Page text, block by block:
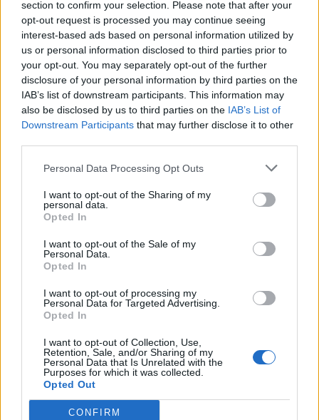
section to confirm your selection. Please note that after your
opt-out request is processed you may continue seeing
interest-based ads based on personal information utilized by
us or personal information disclosed to third parties prior to
your opt-out. You may separately opt-out of the further
disclosure of your personal information by third parties on the
IAB’s list of downstream participants. This information may
also be disclosed by us to third parties on the IAB’s List of
Downstream Participants that may further disclose it to other
Personal Data Processing Opt Outs
I want to opt-out of the Sharing of my
personal data.
Opted In
I want to opt-out of the Sale of my
Personal Data.
Opted In
I want to opt-out of processing my
Personal Data for Targeted Advertising.
Opted In
I want to opt-out of Collection, Use,
Retention, Sale, and/or Sharing of my
Personal Data that Is Unrelated with the
Purposes for which it was collected.
Opted Out
CONFIRM
news
RELATED ARTICLES MORE FROM AUTHOR
clé pour préserver votre
cerveau ou le mettre en
Santé
problèmes urinaires : le
secret inattendu des
risque accru
d’hypertension à ne pas
Grossesse : les vaccins à ARN messager sont sûrs
Le prix à l’unité du vaccin anti-Covid révélé par erreur
22 décembre 2020
Don du sang : 1 heure de son temps pour sauver 3 vies